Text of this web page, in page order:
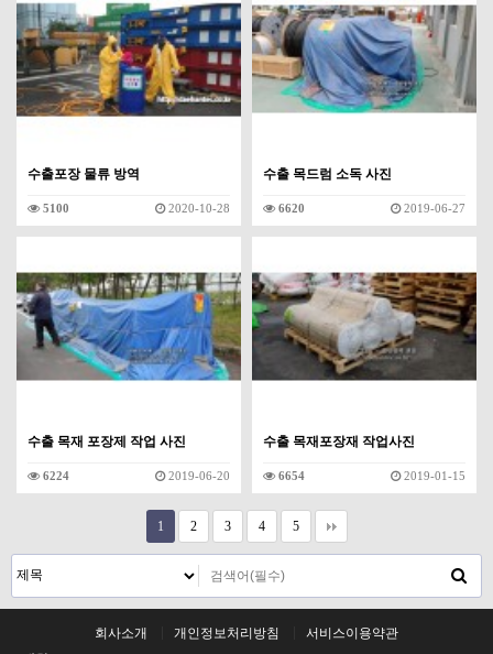
수출포장 물류 방역
5100 2020-10-28
수출 목드럼 소독 사진
6620 2019-06-27
수출 목재 포장제 작업 사진
6224 2019-06-20
수출 목재포장재 작업사진
6654 2019-01-15
1 2 3 4 5
회사소개 개인정보처리방침
서비스이용약관